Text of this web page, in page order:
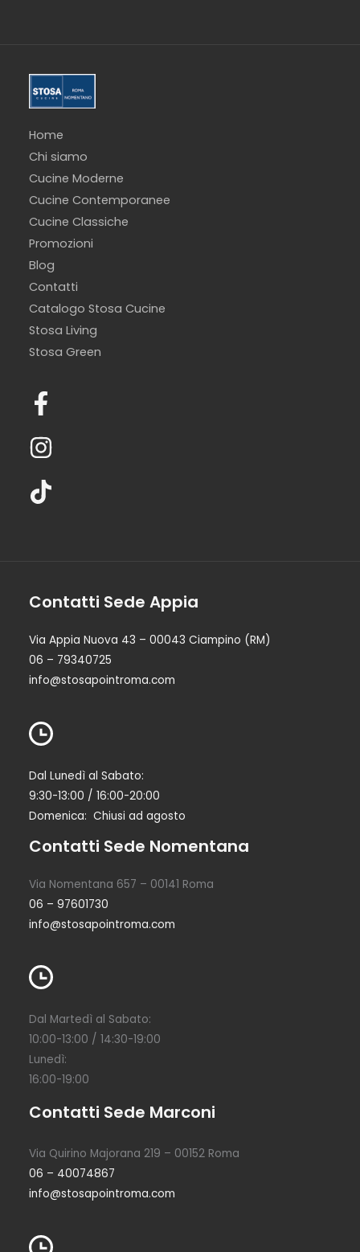
Home
Chi siamo
Cucine Moderne
Cucine Contemporanee
Cucine Classiche
Promozioni
Blog
Contatti
Catalogo Stosa Cucine
Stosa Living
Stosa Green
Contatti Sede Appia
Via Appia Nuova 43 – 00043 Ciampino (RM)
06 – 79340725
info@stosapointroma.com
Dal Lunedì al Sabato:
9:30-13:00 / 16:00-20:00
Domenica: Chiusi ad agosto
Contatti Sede Nomentana
Via Nomentana 657 – 00141 Roma
06 – 97601730
info@stosapointroma.com
Dal Martedì al Sabato:
10:00-13:00 / 14:30-19:00
Lunedì:
16:00-19:00
Contatti Sede Marconi
Via Quirino Majorana 219 – 00152 Roma
06 – 40074867
info@stosapointroma.com